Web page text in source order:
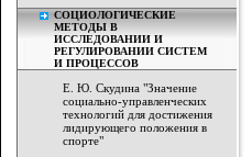
СОЦИОЛОГИЧЕСКИЕ
МЕТОДЫ В
ИССЛЕДОВАНИИ И
РЕГУЛИРОВАНИИ СИСТЕМ
И ПРОЦЕССОВ
Е. Ю. Скудина "Значение
социально-управленческих
технологий для достижения
лидирующего положения в
спорте"